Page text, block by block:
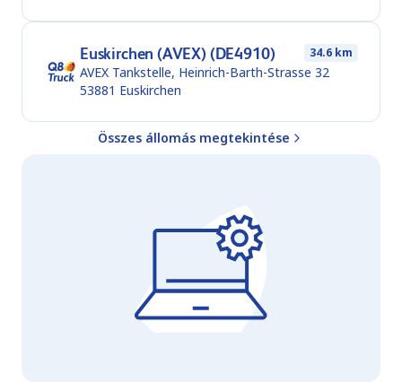
Euskirchen (AVEX) (DE4910) 34.6 km
AVEX Tankstelle, Heinrich-Barth-Strasse 32
53881 Euskirchen
Összes állomás megtekintése